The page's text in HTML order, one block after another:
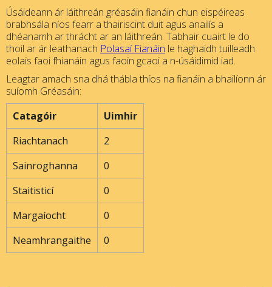
Úsáideann ár láithreán gréasáin fianáin chun eispéireas
brabhsála níos fearr a thairiscint duit agus anailís a
dhéanamh ar thrácht ar an láithreán. Tabhair cuairt le do
thoil ar ár leathanach Polasaí Fianáin le haghaidh tuilleadh
eolais faoi fhianáin agus faoin gcaoi a n-úsáidimid iad.
Leagtar amach sna dhá thábla thíos na fianáin a bhailíonn ár
suíomh Gréasáin:
Catagóir
Uimhir
Riachtanach
2
Sainroghanna
0
Staitisticí
0
Margaíocht
0
Neamhrangaithe
0